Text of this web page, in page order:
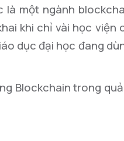
một ngành
khi chỉ vài học viện
dục đại học đang
Blockchain trong